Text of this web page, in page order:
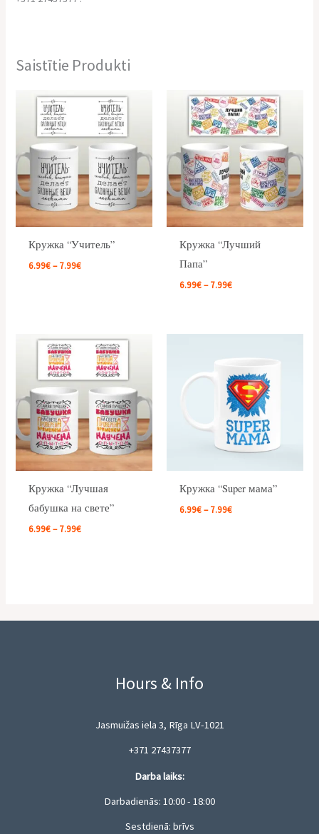
Saistītie Produkti
Кружка “Учитель”
6.99€– 7.99€
Price
range:
6.99€
through
7.99€
Кружка “Лучший
Папа”
6.99€ – 7.99€
Price
range:
6.99€
through
7.99€
Кружка “Лучшая
бабушка на свете”
6.99€– 7.99€
Price
range:
6.99€
through
7.99€
Кружка “Super мама”
6.99€ – 7.99€
through
7.99€
Hours & Info
Jasmuižas iela 3, Rīga LV-1021
+371 27437377
Darba laiks:
Darbadienās: 10:00 - 18:00
Sestdienā: brīvs